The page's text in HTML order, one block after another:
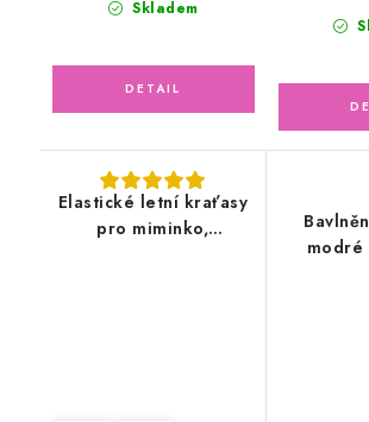
Skladem
Elastické letní kraťasy
pro miminko,
modré